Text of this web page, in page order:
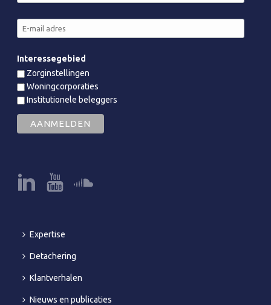
Interessegebied
Zorginstellingen
Woningcorporaties
Institutionele beleggers
Expertise
Detachering
Klantverhalen
Nieuws en publicaties